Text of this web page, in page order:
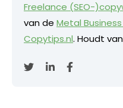
Freelance (SEO-
van de Metal
Copytips.nl. Houdt